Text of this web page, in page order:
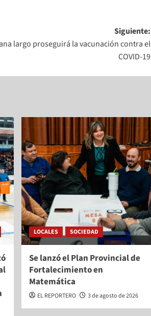
Siguiente:
largo proseguirá la vacunación contra el
COVID-19
LOCALES SOCIEDAD
Se lanzó el Plan Provincial de
Fortalecimiento en
Matemática
EL REPORTERO 3 de agosto de 2026